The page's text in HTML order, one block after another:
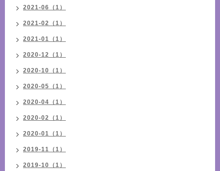
2021-06（1）
2021-02（1）
2021-01（1）
2020-12（1）
2020-10（1）
2020-05（1）
2020-04（1）
2020-02（1）
2020-01（1）
2019-11（1）
2019-10（1）